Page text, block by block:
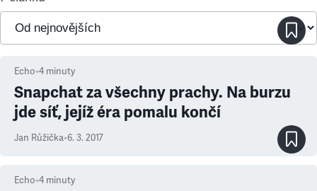
Echo•4 minuty
Snapchat za všechny prachy. Na burzu
jde síť, jejíž éra pomalu končí
Jan Růžička•6. 3. 2017
Echo•4 minuty